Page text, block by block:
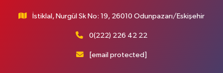
İstiklal, Nurgül Sk No: 19, 26010 Odunpazarı/Eskişehir
0(222) 226 42 22
[email protected]